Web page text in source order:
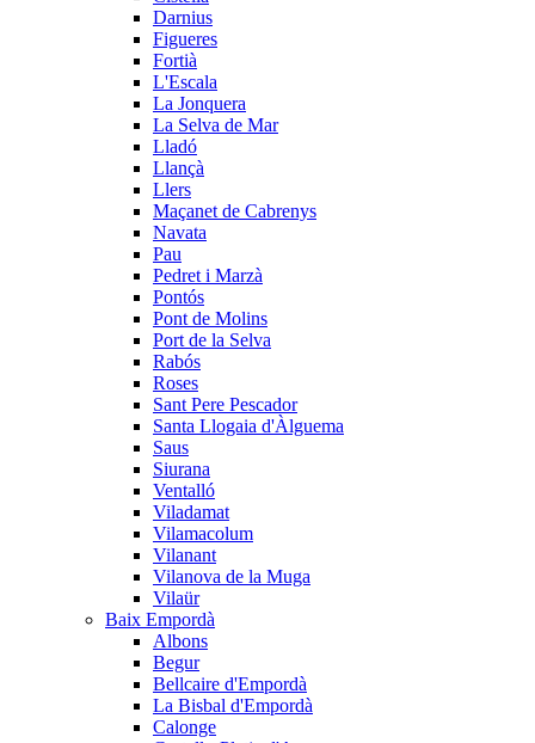
Darnius
Figueres
Fortià
L'Escala
La Jonquera
La Selva de Mar
Lladó
Llançà
Llers
Maçanet de Cabrenys
Navata
Pau
Pedret i Marzà
Pontós
Pont de Molins
Port de la Selva
Rabós
Roses
Sant Pere Pescador
Santa Llogaia d'Àlguema
Saus
Siurana
Ventalló
Viladamat
Vilamacolum
Vilanant
Vilanova de la Muga
Vilaür
Baix Empordà
Albons
Begur
Bellcaire d'Empordà
La Bisbal d'Empordà
Calonge